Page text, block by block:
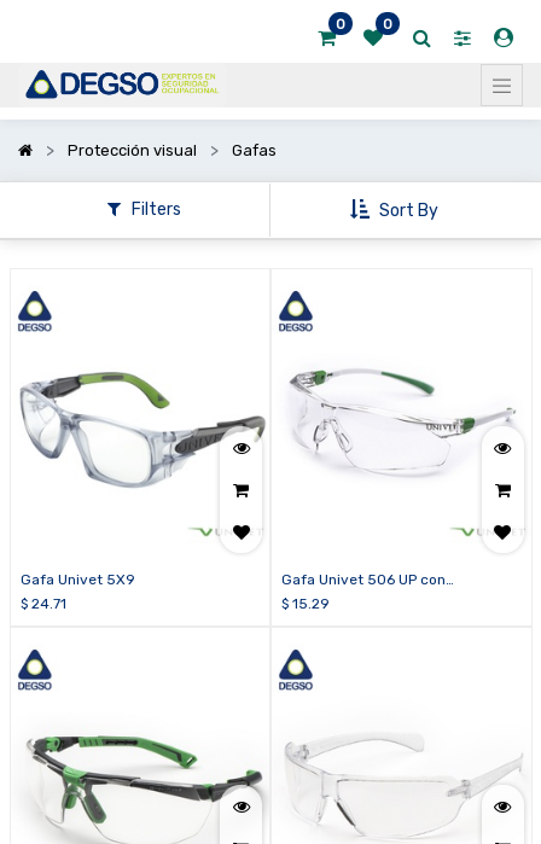
0 0
Protección visual Gafas
Filters Sort By
opciones
Gafa Univet 5X9
$ 24.71
Gafa Univet 506 UP con
tecnología Vanguard PLUS
$ 15.29